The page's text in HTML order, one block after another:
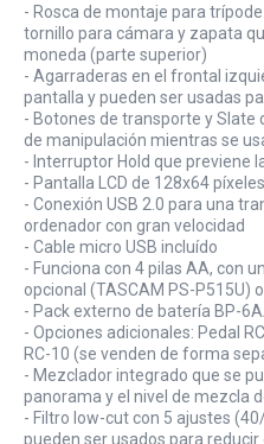
- Rosca de montaje para
tornillo para cámara y zapata
moneda (parte superior)
- Agarraderas en el frontal
pantalla y pueden ser usadas
- Botones de transporte y Slate
de manipulación mientras se
- Interruptor Hold que previene
- Pantalla LCD de 128x64
- Conexión USB 2.0 para una
ordenador con gran velocidad
- Cable micro USB incluído
- Funciona con 4 pilas AA, con
opcional (TASCAM PS-P515U)
- Pack externo de batería BP-
- Opciones adicionales: Pedal
RC-10 (se venden de forma
- Mezclador integrado que se
panorama y el nivel de mezcla
- Filtro low-cut con 5 ajustes
pueden ser usados para